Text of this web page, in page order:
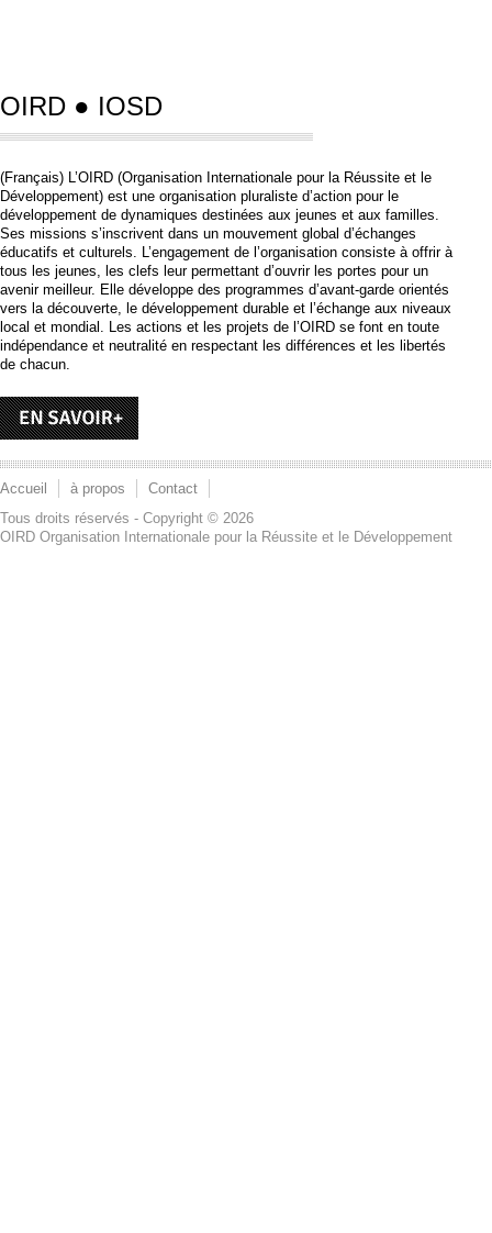
OIRD ● IOSD
(Français) L’OIRD (Organisation Internationale pour la Réussite et le
Développement) est une organisation pluraliste d’action pour le
développement de dynamiques destinées aux jeunes et aux familles.
Ses missions s’inscrivent dans un mouvement global d’échanges
éducatifs et culturels. L’engagement de l’organisation consiste à offrir à
tous les jeunes, les clefs leur permettant d’ouvrir les portes pour un
avenir meilleur. Elle développe des programmes d’avant-garde orientés
vers la découverte, le développement durable et l’échange aux niveaux
local et mondial. Les actions et les projets de l’OIRD se font en toute
indépendance et neutralité en respectant les différences et les libertés
de chacun.
Accueil à propos
Contact
Tous droits réservés - Copyright © 2026
OIRD Organisation Internationale pour la Réussite et le Développement